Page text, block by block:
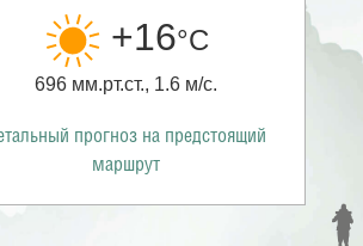
+16°С
696 мм.рт.ст., 1.6 м/с.
прогноз на предстоящий
маршрут